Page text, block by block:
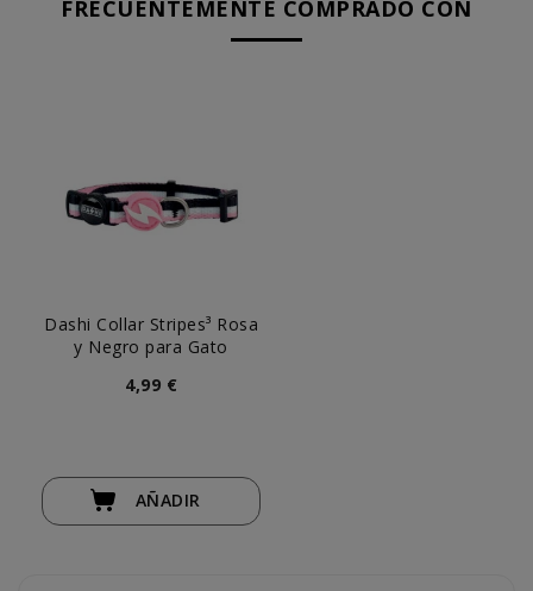
FRECUENTEMENTE COMPRADO CON
Dashi Collar Stripes³ Rosa
y Negro para Gato
4,99 €
AÑADIR